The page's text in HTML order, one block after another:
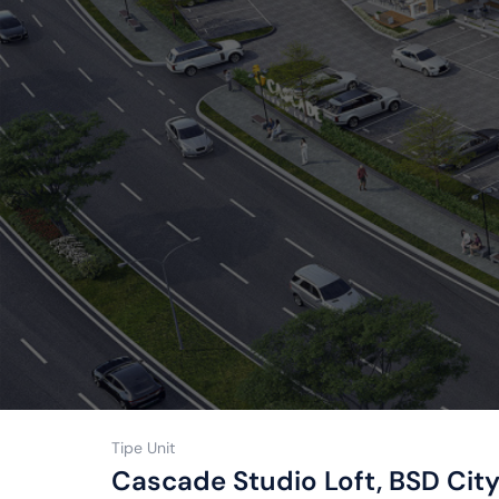
Tipe Unit
Cascade Studio Loft, BSD City